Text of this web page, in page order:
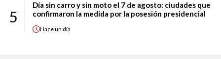
5
Día sin carro y sin moto el 7 de agosto: ciudades que
confirmaron la medida por la posesión presidencial
Haceun día